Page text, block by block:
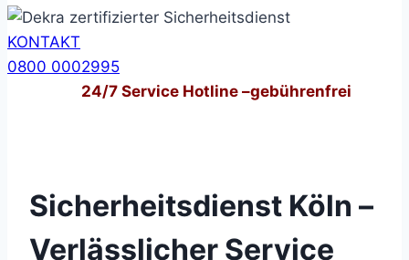
KONTAKT
0800 0002995
24/7Service Hotline –gebührenfrei
Sicherheitsdienst Köln –
Verlässlicher Service